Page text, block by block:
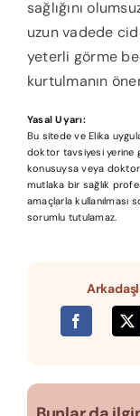
sağlığını
uzun vadede
yeterli görme
kurtulmanın
Yasal Uyarı:
Bu sitede ve Elika
doktor tavsiyesi yerine
konusuysa veya
mutlaka bir sağlık
amaçlarla kullanılması
sorumlu tutulamaz.